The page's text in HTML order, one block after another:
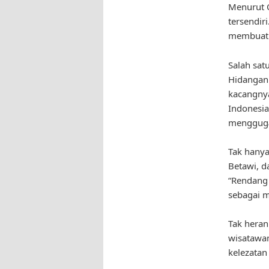
Menurut
Salah
Tak
Betawi,
sebagai
Tak